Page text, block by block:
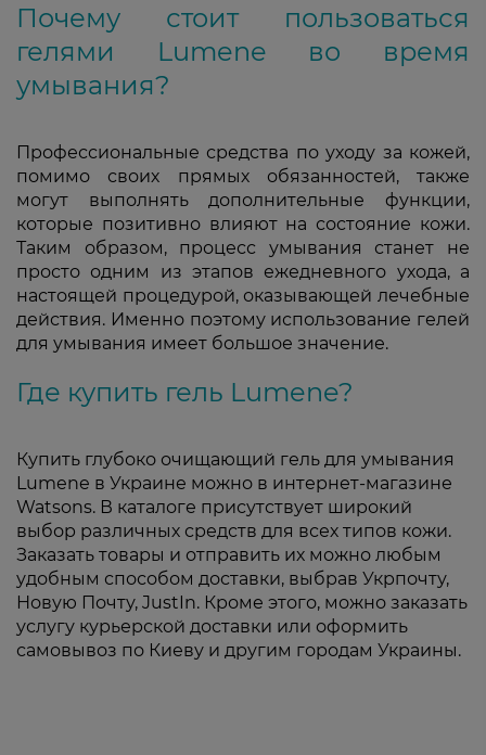
Почему стоит пользоваться
гелями Lumene во время
умывания?
Профессиональные средства по уходу за кожей,
помимо своих прямых обязанностей, также
могут выполнять дополнительные функции,
которые позитивно влияют на состояние кожи.
Таким образом, процесс умывания станет не
просто одним из этапов ежедневного ухода, а
настоящей процедурой, оказывающей лечебные
действия. Именно поэтому использование гелей
для умывания имеет большое значение.
Где купить гель Lumene?
Купить глубоко очищающий гель для умывания
Lumene в Украине можно в интернет-магазине
Watsons. В каталоге присутствует широкий
выбор различных средств для всех типов кожи.
Заказать товары и отправить их можно любым
удобным способом доставки, выбрав Укрпочту,
Новую Почту, JustIn. Кроме этого, можно заказать
услугу курьерской доставки или оформить
самовывоз по Киеву и другим городам Украины.